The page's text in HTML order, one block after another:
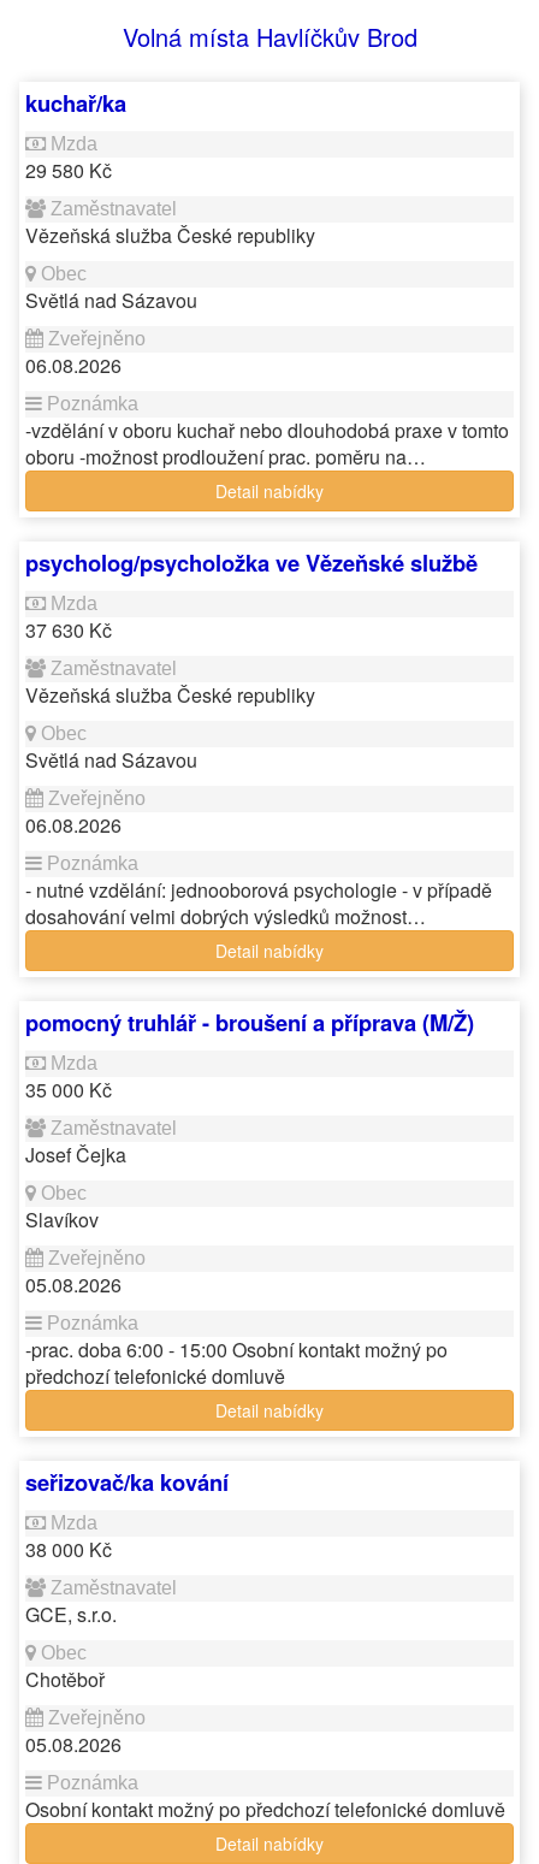
Volná místa Havlíčkův Brod
kuchař/ka
29 580 Kč
Vězeňská služba České republiky
Světlá nad Sázavou
06.08.2026
-vzdělání v oboru kuchař nebo dlouhodobá praxe v tomto
oboru -možnost prodloužení prac. poměru na…
Detail nabídky
psycholog/psycholožka ve Vězeňské službě
37 630 Kč
Vězeňská služba České republiky
Světlá nad Sázavou
06.08.2026
- nutné vzdělání: jednooborová psychologie - v případě
dosahování velmi dobrých výsledků možnost…
Detail nabídky
pomocný truhlář - broušení a příprava (M/Ž)
35 000 Kč
Josef Čejka
Slavíkov
05.08.2026
-prac. doba 6:00 - 15:00 Osobní kontakt možný po
předchozí telefonické domluvě
Detail nabídky
seřizovač/ka kování
38 000 Kč
GCE, s.r.o.
Chotěboř
05.08.2026
Osobní kontakt možný po předchozí telefonické domluvě
Detail nabídky